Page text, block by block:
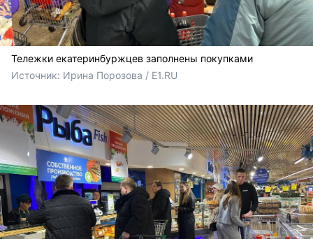
Тележки екатеринбуржцев заполнены покупками
Источник: Ирина Порозова / E1.RU